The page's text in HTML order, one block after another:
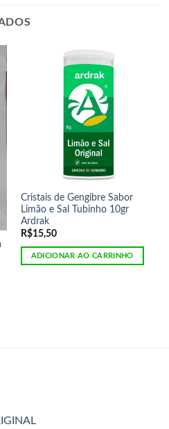
Cristais de Gengibre Sabor
Limão e Sal Tubinho 10gr
Ardrak
R$15,50
ADICIONAR AO CARRINHO